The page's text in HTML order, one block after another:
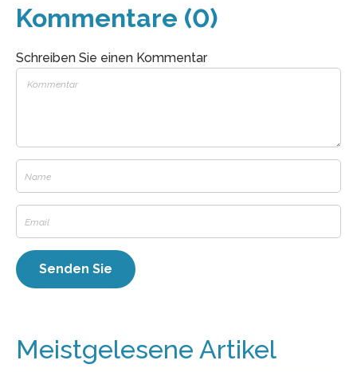
Kommentare (0)
Schreiben Sie einen Kommentar
Meistgelesene Artikel